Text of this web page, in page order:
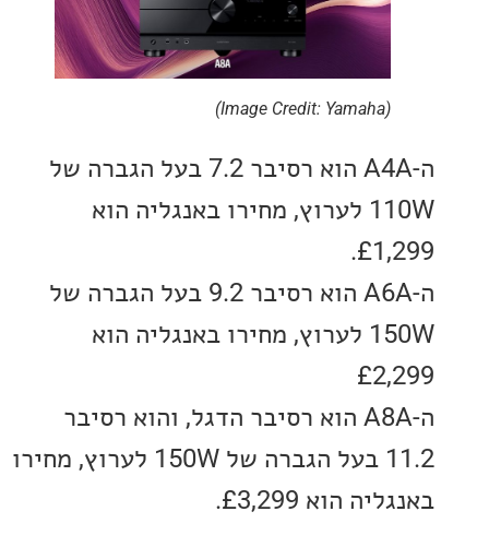
ה-A4A הוא רסיבר 7.2 בעל הגברה של
110W לערוץ, מחירו באנגליה הוא
ה-A6A הוא רסיבר 9.2 בעל הגברה של
150W לערוץ, מחירו באנגליה הוא
ה-A8A הוא רסיבר הדגל, והוא רסיבר
11.2 בעל הגברה של 150W לערוץ, מחירו
הוא £3,299.